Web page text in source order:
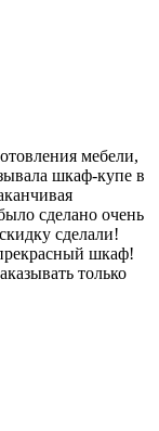
мебели,
шкаф-купе в
сделано очень
сделали!
шкаф!
только